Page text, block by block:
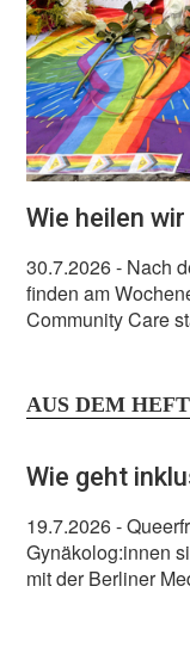
Wie heilen
30.7.2026- Nach
finden am
Community Care
AUS DEM HEFT
Wie geht
19.7.2026-
Gynäkolog:innen
mit der Berliner